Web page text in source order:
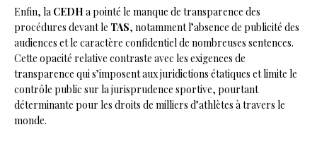
Enfin, la CEDH a pointé le manque de transparence des
procédures devant le TAS, notamment l’absence de publicité des
audiences et le caractère confidentiel de nombreuses sentences.
Cette opacité relative contraste avec les exigences de
transparence qui s’imposent aux juridictions étatiques et limite le
contrôle public sur la jurisprudence sportive, pourtant
déterminante pour les droits de milliers d’athlètes à travers le
monde.